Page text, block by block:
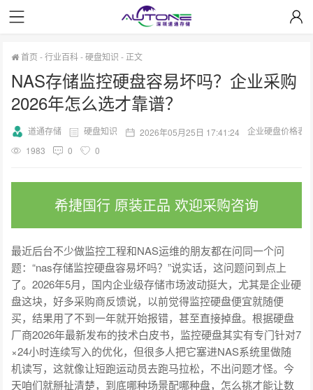
首页 -行业百科-硬盘知识 - 正文
NAS存储监控硬盘容易坏吗？企业采购
2026年怎么选才靠谱？
道通存储 硬盘知识 2026年05月25日 17:41:24
企业硬盘价格表
1983
0 0
希捷国行 原装正品 欢迎采购咨询
最近后台不少做监控工程和NAS运维的朋友都在问同一个问
题：“nas存储监控硬盘容易坏吗？”说实话，这问题问到点上
了。2026年5月，国内企业级存储市场波动挺大，尤其是企业硬
盘这块，好多采购商反馈说，以前觉得监控硬盘便宜就随便
买，结果用了不到一年就开始报错，甚至直接掉盘。根据硬盘
厂商2026年最新发布的技术白皮书，监控硬盘其实有专门针对7
×24小时连续写入的优化，但很多人把它塞进NAS系统里做随
机读写，这就像让短跑运动员去跑马拉松，不出问题才怪。今
天咱们就掰扯清楚，到底哪种场景配哪种盘，怎么挑才能让数